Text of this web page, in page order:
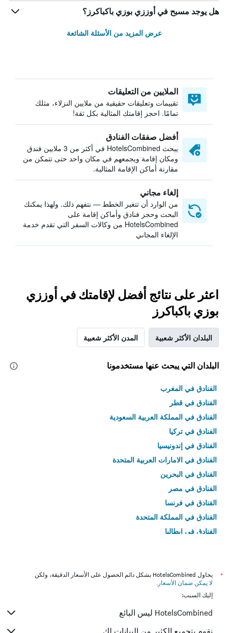
هل يوجد مسبح في أوززي بوزي باكباكرز؟
عرض المزيد من الأسئلة الشائعة
الملايين من التعليقات
تقييمات وتعليقات حقيقية من ملايين النزلاء، مثلك
تمامًا. احجز إقامتك المثالية بكل ثقة!
أفضل صفقات الفنادق
يبحث HotelsCombined في أكثر من 3 ملايين فندق
ومكان إقامة ويجمعهم في مكان واحد حتى تتمكن من
مقارنة أماكن الإقامة المثالية.
إلغاء مجاني
من الوارد أن تتغير الخطط — نتفهم ذلك. ولهذا يمكنك
البحث وحجز فنادق وأماكن إقامة على
HotelsCombined من وكالات السفر التي تقدم خدمة
الإلغاء المجاني
اعثر على نتائج أفضل لإقامتك في أوززي
بوزي باكباكرز
البلدان الأكثر شعبية المدن الأكثر شعبية
البلدان التي يبحث عنها مستخدمونا
الفنادق في المغرب
الفنادق في قطر
الفنادق في المملكة العربية السعودية
الفنادق في تركيا
الفنادق في إندونيسيا
الفنادق في الامارات العربية المتحدة
الفنادق في البحرين
الفنادق في مصر
الفنادق في فرنسا
الفنادق في المملكة المتحدة
الفنادق في إيطاليا
*
يحاول HotelsCombined بشكل دائم الحصول على الأسعار الدقيقة، ولكن
لا يمكن ضمان الأسعار .
إليك السبب:
HotelsCombined ليس البائع
نقوم بتجميع الكثير من البيانات لك